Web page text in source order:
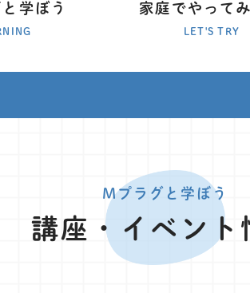
学ぼう 家庭でやって
LET'S TRY
Mプラグと学ぼう
講座・イベント